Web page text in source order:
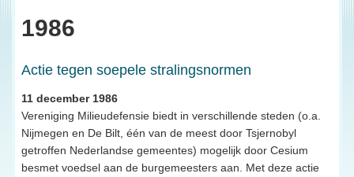
1986
Actie tegen soepele stralingsnormen
11 december 1986
Vereniging Milieudefensie biedt in verschillende steden (o.a.
Nijmegen en De Bilt, één van de meest door Tsjernobyl
getroffen Nederlandse gemeentes) mogelijk door Cesium
besmet voedsel aan de burgemeesters aan. Met deze actie